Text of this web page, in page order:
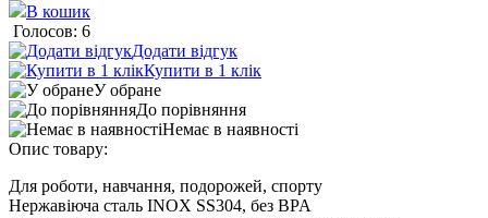
В кошик
Голосов: 6
Додати відгук
Купити в 1 клік
У обране
До порівняння
Немає в наявності
Опис товару:
Для роботи, навчання, подорожей, спорту
Нержавіюча сталь INOX SS304, без BPA